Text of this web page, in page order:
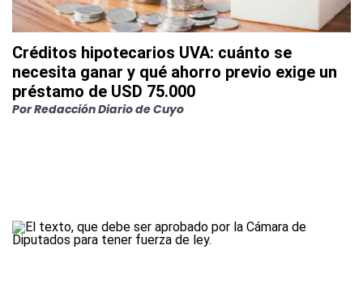
Créditos hipotecarios UVA: cuánto se
necesita ganar y qué ahorro previo exige un
préstamo de USD 75.000
PorRedacción Diario de Cuyo